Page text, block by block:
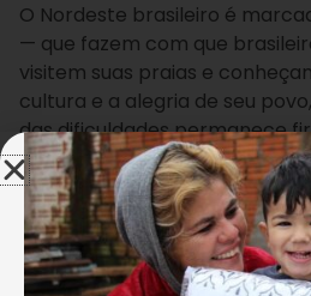
O Nordeste brasileiro é
— que fazem com que
visitem suas praias e
cultura e a alegria de seu
das dificuldades permanece
amparada pela Legião da Boa
também receberá as cestas
tradicional campanha
Natal Permanente da LBV —
de cada dia!